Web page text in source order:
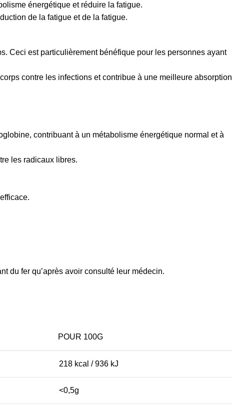
énergétique et réduire la fatigue.
de la fatigue et de la fatigue.
Ceci est particulièrement bénéfique pour les personnes ayant
contre les infections et contribue à une meilleure absorption
contribuant à un métabolisme énergétique normal et à
les radicaux libres.
du fer qu’après avoir consulté leur médecin.
POUR 100G
218 kcal / 936 kJ
<0,5g